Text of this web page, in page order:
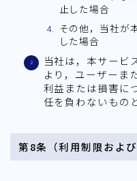
止した場合
その他，当社が
した場合
当社は，本サービ
より，ユーザーま
利益または損害に
任を負わないもの
第8条（利用制限および